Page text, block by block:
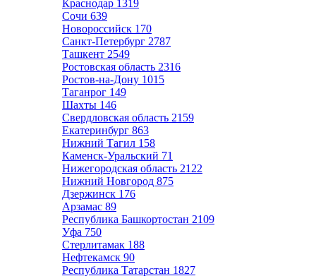
Краснодар 1319
Сочи 639
Новороссийск 170
Санкт-Петербург 2787
Ташкент 2549
Ростовская область 2316
Ростов-на-Дону 1015
Таганрог 149
Шахты 146
Свердловская область 2159
Екатеринбург 863
Нижний Тагил 158
Каменск-Уральский 71
Нижегородская область 2122
Нижний Новгород 875
Дзержинск 176
Арзамас 89
Республика Башкортостан 2109
Уфа 750
Стерлитамак 188
Нефтекамск 90
Республика Татарстан 1827